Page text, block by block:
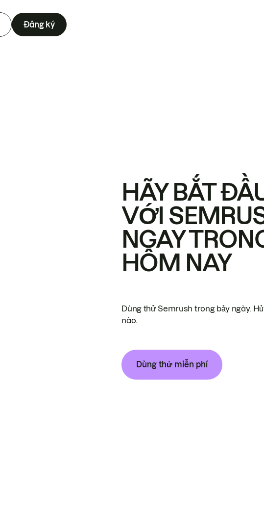
Đăng ký
HÃY BẮT
VỚI
NGAY
HÔM NAY
Dùng thử Semrush trong bảy ngày.
nào.
Dùng thử miễn phí